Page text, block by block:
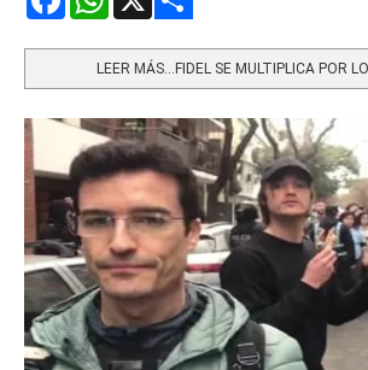
LEER MÁS…FIDEL SE MULTIPLICA POR